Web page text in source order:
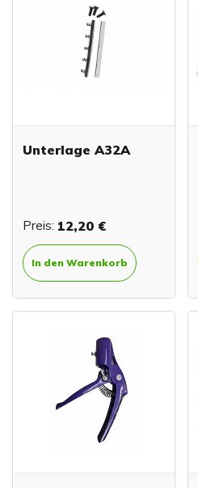
Unterlage A32A
Preis: 12,20 €
In den Warenkorb